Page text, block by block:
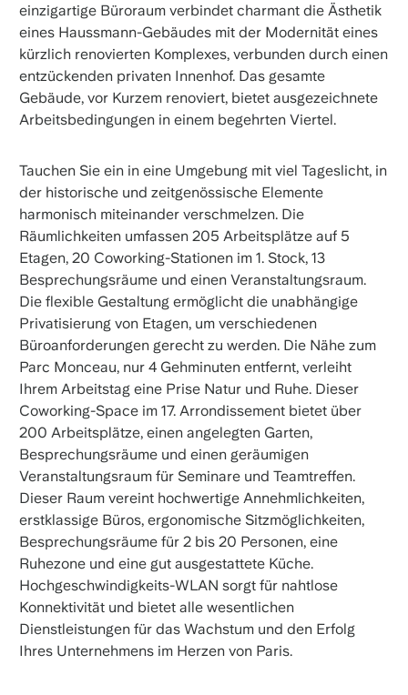
einzigartige Büroraum verbindet charmant die Ästhetik
eines Haussmann-Gebäudes mit der Modernität eines
kürzlich renovierten Komplexes, verbunden durch einen
entzückenden privaten Innenhof. Das gesamte
Gebäude, vor Kurzem renoviert, bietet ausgezeichnete
Arbeitsbedingungen in einem begehrten Viertel.
Tauchen Sie ein in eine Umgebung mit viel Tageslicht, in
der historische und zeitgenössische Elemente
harmonisch miteinander verschmelzen. Die
Räumlichkeiten umfassen 205 Arbeitsplätze auf 5
Etagen, 20 Coworking-Stationen im 1. Stock, 13
Besprechungsräume und einen Veranstaltungsraum.
Die flexible Gestaltung ermöglicht die unabhängige
Privatisierung von Etagen, um verschiedenen
Büroanforderungen gerecht zu werden. Die Nähe zum
Parc Monceau, nur 4 Gehminuten entfernt, verleiht
Ihrem Arbeitstag eine Prise Natur und Ruhe. Dieser
Coworking-Space im 17. Arrondissement bietet über
200 Arbeitsplätze, einen angelegten Garten,
Besprechungsräume und einen geräumigen
Veranstaltungsraum für Seminare und Teamtreffen.
Dieser Raum vereint hochwertige Annehmlichkeiten,
erstklassige Büros, ergonomische Sitzmöglichkeiten,
Besprechungsräume für 2 bis 20 Personen, eine
Ruhezone und eine gut ausgestattete Küche.
Hochgeschwindigkeits-WLAN sorgt für nahtlose
Konnektivität und bietet alle wesentlichen
Dienstleistungen für das Wachstum und den Erfolg
Ihres Unternehmens im Herzen von Paris.